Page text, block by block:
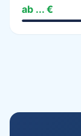
ab ... €